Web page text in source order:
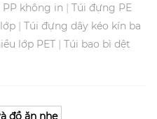
PP không in | Túi đựng PE
| Túi đựng dây kéo kín ba
lớp PET | Túi bao bì dệt
đồ ăn nhẹ